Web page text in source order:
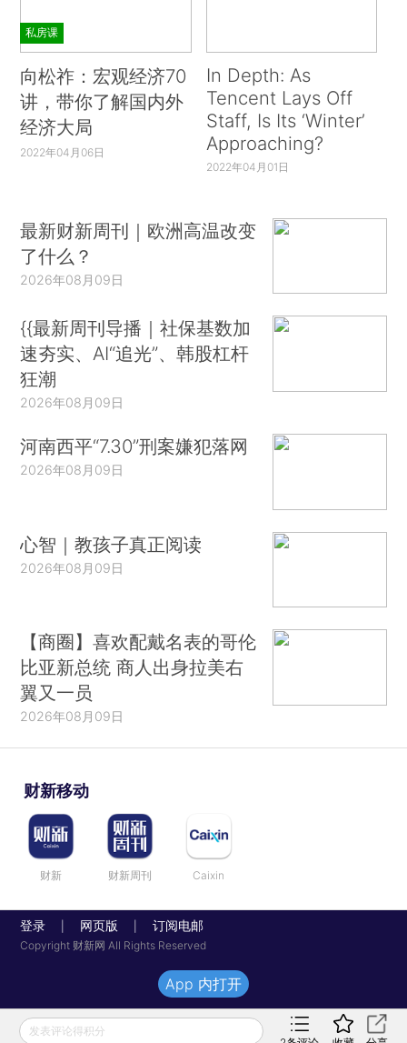
私房课
向松祚：宏观经济70
讲，带你了解国内外
经济大局
2022年04月06日
In Depth: As
Tencent Lays Off
Staff, Is Its ‘Winter’
Approaching?
2022年04月01日
最新财新周刊｜欧洲高温改变
了什么？
2026年08月09日
{{最新周刊导播｜社保基数加
速夯实、AI“追光”、韩股杠杆
狂潮
2026年08月09日
河南西平“7.30”刑案嫌犯落网
2026年08月09日
心智｜教孩子真正阅读
2026年08月09日
【商圈】喜欢配戴名表的哥伦
比亚新总统 商人出身拉美右
翼又一员
2026年08月09日
财新移动
财新 财新周刊 Caixin
登录 网页版 订阅电邮
Copyright 财新网 All Rights Reserved
发表评论得积分
App 内打开